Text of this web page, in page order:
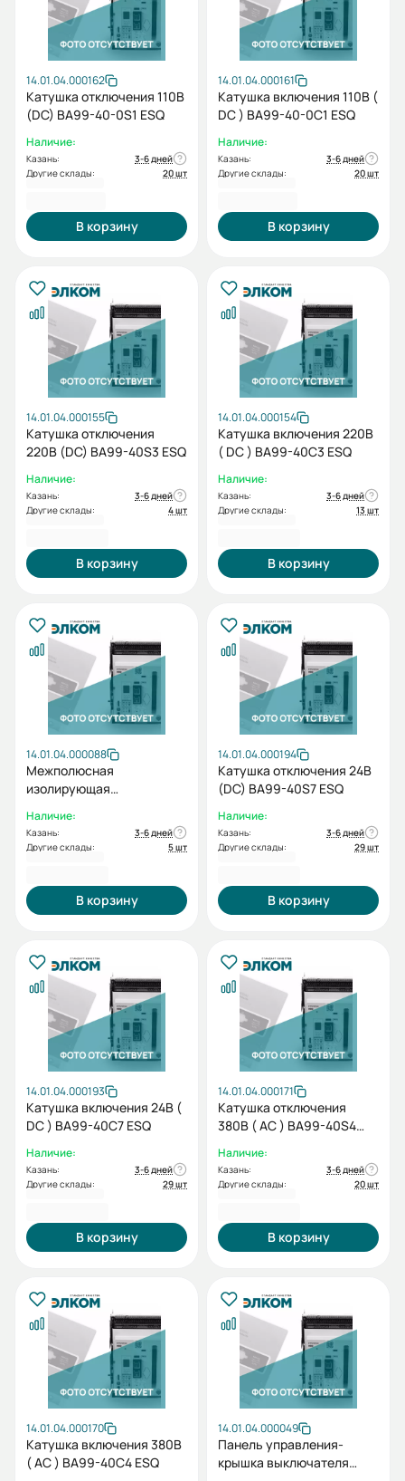
14.01.04.000162
Катушка отключения 110В
(DC) BA99-40-0S1 ESQ
Наличие:
Казань:
3-6 дней
Другие склады:
20 шт
В корзину
14.01.04.000161
Катушка включения 110В (
DC ) BA99-40-0C1 ESQ
Наличие:
Казань:
3-6 дней
Другие склады:
20 шт
В корзину
14.01.04.000155
Катушка отключения
220В (DC) BA99-40S3 ESQ
Наличие:
Казань:
3-6 дней
Другие склады:
4 шт
В корзину
14.01.04.000154
Катушка включения 220В
( DC ) BA99-40C3 ESQ
Наличие:
Казань:
3-6 дней
Другие склады:
13 шт
В корзину
14.01.04.000088
Межполюсная
изолирующая
40PBAR3F (компл. стац.
испл. 2шт., 3пол.)
Наличие:
Казань:
3-6 дней
Другие склады:
5 шт
В корзину
14.01.04.000194
Катушка отключения 24В
(DC) BA99-40S7 ESQ
Наличие:
Казань:
3-6 дней
Другие склады:
29 шт
В корзину
14.01.04.000193
Катушка включения 24В (
DC ) BA99-40C7 ESQ
Наличие:
Казань:
3-6 дней
Другие склады:
29 шт
В корзину
14.01.04.000171
Катушка отключения
380В ( AC ) BA99-40S4
Наличие:
Казань:
3-6 дней
Другие склады:
20 шт
В корзину
14.01.04.000170
Катушка включения 380В
( AC ) BA99-40C4 ESQ
14.01.04.000049
Панель управления-
крышка выключателя